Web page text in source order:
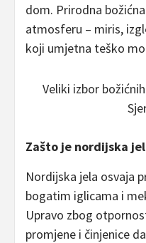
dom. Prirodna
atmosferu – miris,
koji umjetna teško
Veliki izbor
Zašto je nordijska
Nordijska jela osvaja
bogatim iglicama i
Upravo zbog
promjene i činjenice